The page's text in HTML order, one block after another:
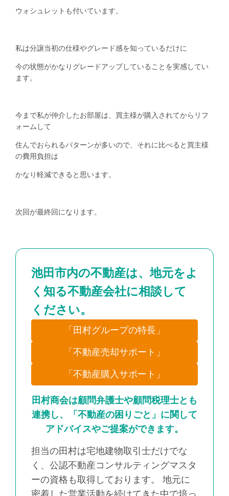
ウォシュレットも付いています。
私は分譲当初の仕様やグレード感を知っているだけに
今の状態がかなりグレードアップしていることを実感してい
ます。
今まで私が仲介したお部屋は、買主様が購入されてからリフ
ォームして
住んでおられるパターンが多いので、それに比べると買主様
の費用負担は
かなり軽減できると思います。
次回が最終回になります。
池田市内の不動産は、地元をよ
く知る不動産会社に相談して
ください。
「田村グループの特長」
「不動産売却サポート」
「不動産購入サポート」
田村商会は顧問弁護士や顧問税理士とも
連携し、「不動産の困りごと」に関して
アドバイスやご提案ができます。
担当の田村は宅地建物取引士だけでな
く、公認不動産コンサルティングマスタ
ーの資格も取得しております。 地元に
密着した営業活動を続けてきた中で培っ